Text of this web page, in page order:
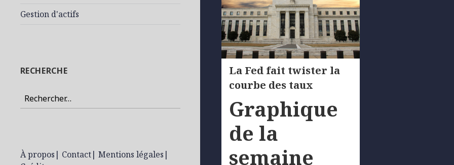
Gestion d'actifs
RECHERCHE
Rechercher :
À propos | Contact| Mentions légales |
La Fed fait twister la
courbe des taux
Graphique
de la
semaine